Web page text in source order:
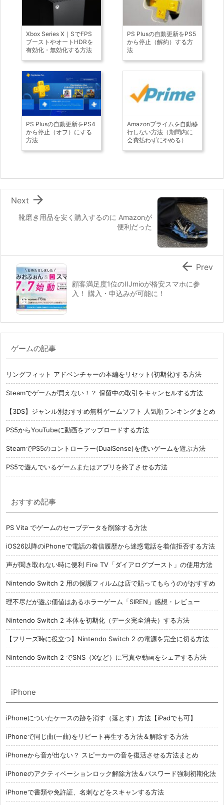
Xbox Series X｜SでFPS
ブーストやオートHDRを
有効化・無効化する方法
PS Plusの自動更新をPS5
から停止（解約）する方
法
PS Plusの自動更新をPS4
から停止（オフ）にする
方法
Amazonプライムを自動移
行しない方法（期間内に
会費払わずにやめる）
靴磨き用品を安く購入するのに Amazonが
便利だった

Next
顧客満足度1位のIIJmioが格安スマホに参
入！ 購入・申込みが可能に！
 Prev
ゲームの記事
リングフィット アドベンチャーの本編をリセット(初期化)する方法
Steamでゲームが買えない！？ 保留中の取引をキャンセルする方法
【3DS】ジャンル別おすすめ無料ゲームソフト 人気順ランキングまとめ
PS5からYouTubeに動画をアップロードする方法
SteamでPS5のコントローラー(DualSense)を使いゲームを遊ぶ方法
PS5で遊んでいるゲームまたはアプリを終了させる方法
おすすめ記事
PS Vita でゲームのセーブデータを削除する方法
iOS26以降のiPhoneで電話の着信履歴から迷惑電話を着信拒否する方法
声が聞き取れない時に便利 Fire TV「ダイアログブースト」の使用方法
Nintendo Switch 2 用の保護フィルムは店で貼ってもらうのがおすすめ
理不尽だが遊ぶ価値はあるホラーゲーム「SIREN」感想・レビュー
Nintendo Switch 2 本体を初期化（データ完全消去）する方法
【フリーズ時に役立つ】Nintendo Switch 2 の電源を完全に切る方法
Nintendo Switch 2 でSNS（Xなど）に写真や動画をシェアする方法
iPhone
iPhoneについたケースの跡を消す（落とす）方法【iPadでも可】
iPhoneで同じ曲(一曲)をリピート再生する方法＆解除する方法
iPhoneから音が出ない？ スピーカーの音を復活させる方法まとめ
iPhoneのアクティベーションロック解除方法＆パスワード強制初期化法
iPhoneで書類や免許証、名刺などをスキャンする方法